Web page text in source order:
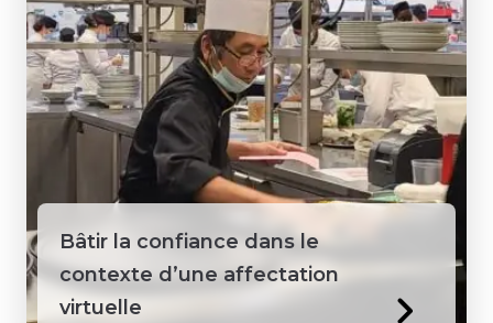
Bâtir la confiance dans le
contexte d’une affectation
virtuelle